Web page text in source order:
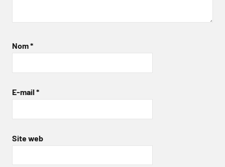
Nom*
E-mail *
Site web